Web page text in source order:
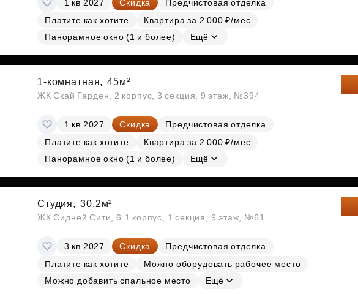
Субсидии
1 кв 2027 Скидка
Предчистовая отделка
Платите как хотите
Квартира за 2 000 ₽/мес
Панорамное окно (1 и более)
Ещё
1-комнатная, 45м²
ЖК Скай Гарден, 2 корпус, 3 секция, 9 этаж, №394
1 кв 2027 Скидка
Предчистовая отделка
Платите как хотите
Квартира за 2 000 ₽/мес
Панорамное окно (1 и более)
Ещё
Студия, 30.2м²
ЖК Сидней Сити, 6.1 корпус, 1 секция, 9 этаж, №61
3 кв 2027 Скидка
Предчистовая отделка
Платите как хотите
Можно оборудовать рабочее место
Можно добавить спальное место
Ещё